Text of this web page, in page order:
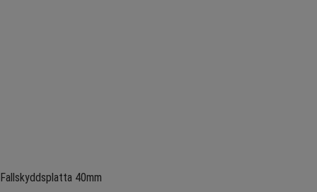
Fallskyddsplatta 40mm